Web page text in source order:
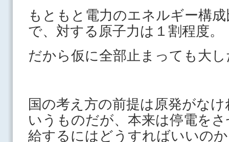
もともと電力のエネルギー構
で、対する原子力は１割程度。
だから仮に全部止まっても大
国の考え方の前提は原発がな
いうものだが、本来は停電を
給するにはどうすればいいの